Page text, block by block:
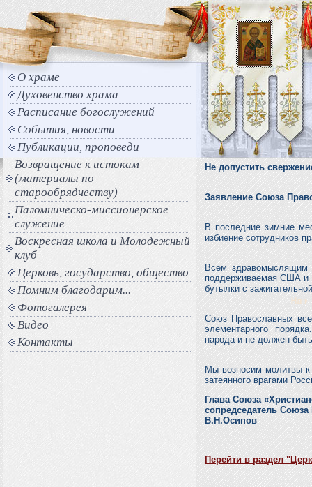
О храме
Духовенство храма
Расписание богослужений
События, новости
Публикации, проповеди
Возвращение к истокам
(материалы по
старообрядчеству)
Паломническо-миссионерское
служение
Воскресная школа и Молодежный
клуб
Церковь, государство, общество
Помним благодарим...
Фотогалерея
Видео
Контакты
Не допустить
Заявление Союза
В последние зимние
избиение сотрудников
Всем здравомыслящим
поддерживаемая США и
бутылки с
Союз Православных
элементарного
народа и не должен
Мы возносим молитвы к
затеянного врагами
Глава Союза
сопредседатель
В.Н.Осипов
Перейти в раздел